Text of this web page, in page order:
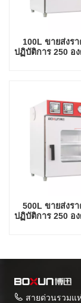
100L ขายส่งร
ปฏิบัติการ 250 อ
500L ขายส่งร
ปฏิบัติการ 250 อ
สายด่วนรวมแ